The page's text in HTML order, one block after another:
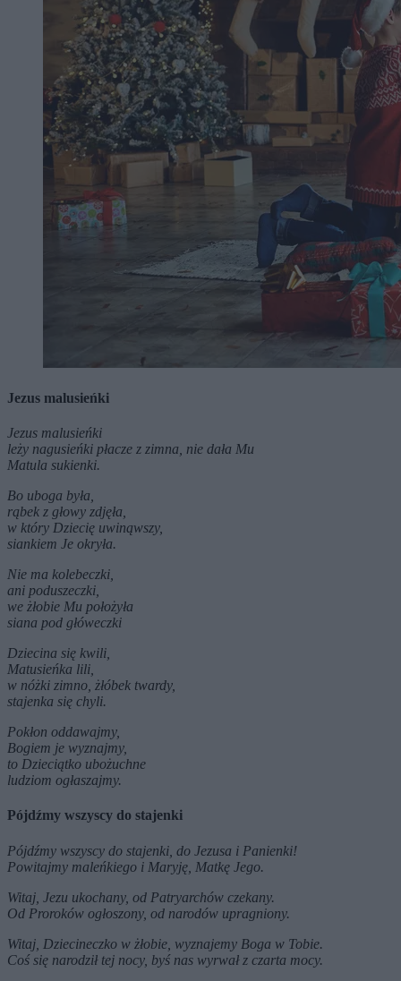
Jezus malusieńki
Jezus malusieńki
leży nagusieńki płacze z zimna, nie dała Mu
Matula sukienki.
Bo uboga była,
rąbek z głowy zdjęła,
w który Dziecię uwinąwszy,
siankiem Je okryła.
Nie ma kolebeczki,
ani poduszeczki,
we żłobie Mu położyła
siana pod główeczki
Dziecina się kwili,
Matusieńka lili,
w nóżki zimno, żłóbek twardy,
stajenka się chyli.
Pokłon oddawajmy,
Bogiem je wyznajmy,
to Dzieciątko ubożuchne
ludziom ogłaszajmy.
Pójdźmy wszyscy do stajenki
Pójdźmy wszyscy do stajenki, do Jezusa i Panienki!
Powitajmy maleńkiego i Maryję, Matkę Jego.
Witaj, Jezu ukochany, od Patryarchów czekany.
Od Proroków ogłoszony, od narodów upragniony.
Witaj, Dziecineczko w żłobie, wyznajemy Boga w Tobie.
Coś się narodził tej nocy, byś nas wyrwał z czarta mocy.